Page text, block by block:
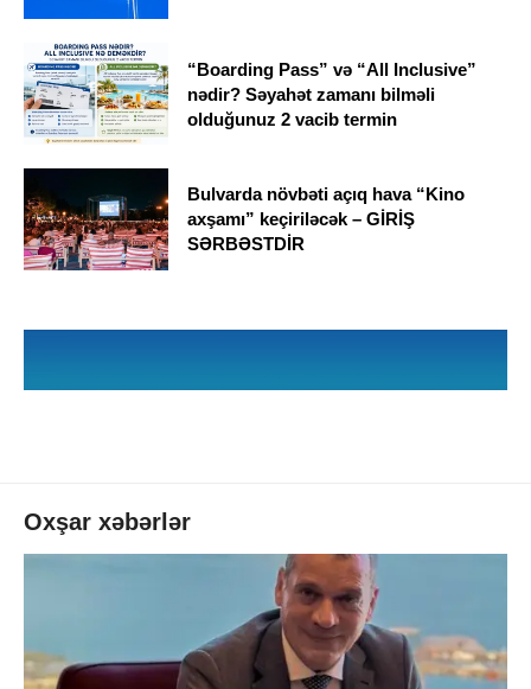
“Boarding Pass” və “All Inclusive”
nədir? Səyahət zamanı bilməli
olduğunuz 2 vacib termin
Bulvarda növbəti açıq hava “Kino
axşamı” keçiriləcək – GİRİŞ
SƏRBƏSTDİR
Oxşar xəbərlər